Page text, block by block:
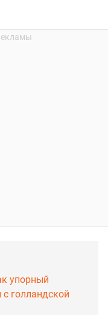
упорный
голландской